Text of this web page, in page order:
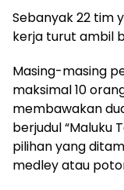
Sebanyak 22 tim
kerja turut ambil
Masing-masing
maksimal 10
membawakan
berjudul “Maluku
pilihan yang
medley atau